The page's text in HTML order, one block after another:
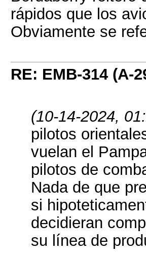
rápidos que los
Obviamente se
RE: EMB-314 (A-
(10-14-2024,
pilotos
vuelan el
pilotos de
Nada de que
si
decidieran
su línea de